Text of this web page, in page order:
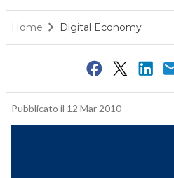
Home Digital Economy
Pubblicato il 12 Mar 2010